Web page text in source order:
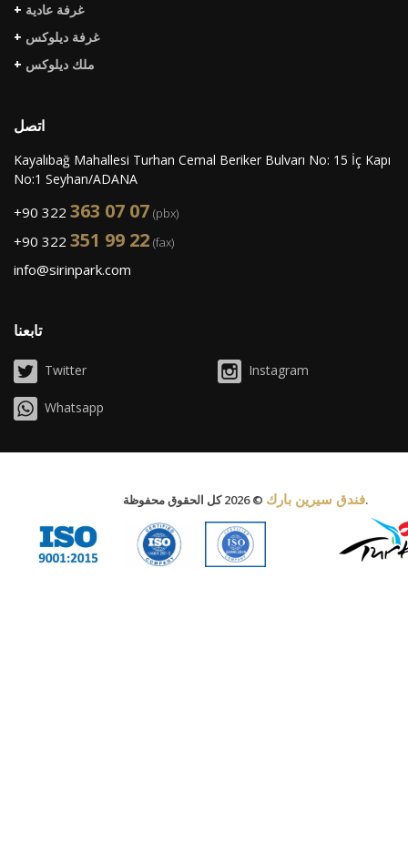
+ غرفة عادية
+ غرفة ديلوكس
+ ملك ديلوكس
اتصل
Kayalıbağ Mahallesi Turhan Cemal Beriker Bulvarı No: 15 İç Kapı
No:1 Seyhan/ADANA
+90 322 363 07 07 (pbx)
+90 322 351 99 22 (fax)
info@sirinpark.com
تابعنا
Twitter Instagram
Whatsapp
فندق سيرين بارك© 2026 كل الحقوق محفوظة.